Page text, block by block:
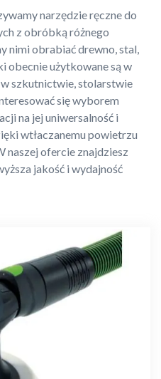
narzędzie ręczne do
z obróbką różnego
nimi obrabiać drewno, stal,
obecnie użytkowane są w
w szkutnictwie, stolarstwie
się wyborem
na jej uniwersalność i
wtłaczanemu powietrzu
naszej ofercie znajdziesz
jakość i wydajność